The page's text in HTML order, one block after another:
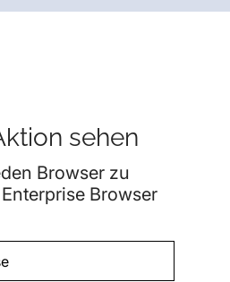
sehen
Browser zu
Browser